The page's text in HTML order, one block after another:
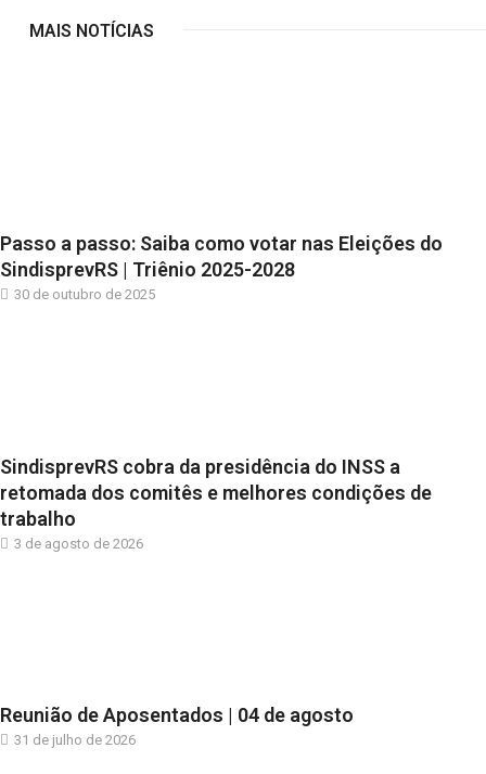
MAIS NOTÍCIAS
Passo a passo: Saiba como votar nas Eleições do
SindisprevRS | Triênio 2025-2028
30 de outubro de 2025
SindisprevRS cobra da presidência do INSS a
retomada dos comitês e melhores condições de
trabalho
3 de agosto de 2026
Reunião de Aposentados | 04 de agosto
31 de julho de 2026